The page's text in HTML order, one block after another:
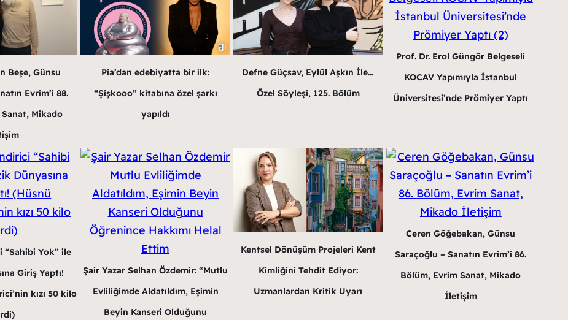
Beşe, Günsu
Evrim’i 88.
Mikado
Pia’dan edebiyatta bir ilk:
“Şişkooo” kitabına özel şarkı
yapıldı
Defne Güçsav, Eylül Aşkın İle…
Özel Söyleşi, 125. Bölüm
Prof. Dr. Erol Güngör Belgeseli
KOCAV Yapımıyla İstanbul
Üniversitesi’nde Prömiyer Yaptı
“Sahibi Yok” ile
Giriş Yaptı!
kızı 50 kilo
Şair Yazar Selhan Özdemir: “Mutlu
Evliliğimde Aldatıldım, Eşimin
Beyin Kanseri Olduğunu
Kentsel Dönüşüm Projeleri Kent
Kimliğini Tehdit Ediyor:
Uzmanlardan Kritik Uyarı
Ceren Göğebakan, Günsu
Saraçoğlu – Sanatın Evrim’i 86.
Bölüm, Evrim Sanat, Mikado
İletişim